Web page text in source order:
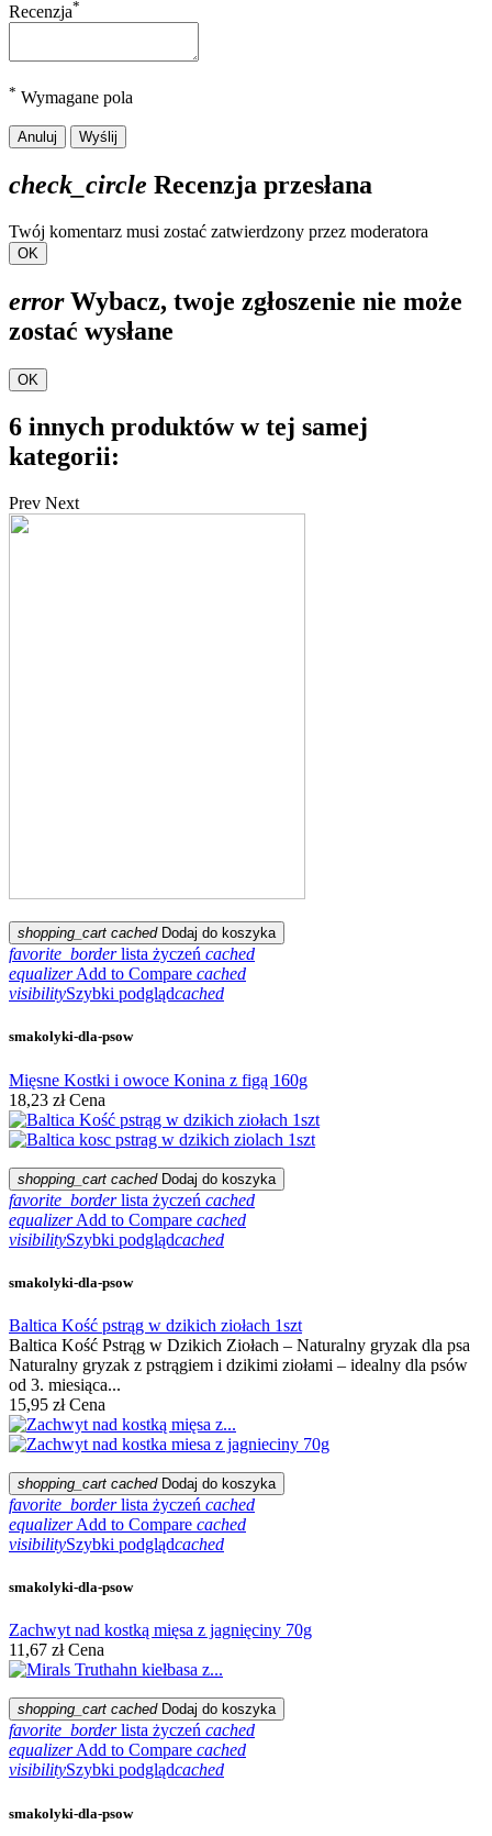
Recenzja*
* Wymagane pola
Anuluj Wyślij
check_circle Recenzja przesłana
Twój komentarz musi zostać zatwierdzony przez moderatora
OK
errorWybacz, twoje zgłoszenie nie może
zostać wysłane
OK
6 innych produktów w tej samej
kategorii:
Prev Next
shopping_cart cached Dodaj do koszyka
favorite_border lista życzeń cached
equalizer Add to Compare cached
visibilitySzybki podglądcached
smakolyki-dla-psow
Mięsne Kostki i owoce Konina z figą 160g
18,23 zł Cena
shopping_cart cached Dodaj do koszyka
favorite_border lista życzeń cached
equalizer Add to Compare cached
visibilitySzybki podglądcached
smakolyki-dla-psow
Baltica Kość pstrąg w dzikich ziołach 1szt
Baltica Kość Pstrąg w Dzikich Ziołach – Naturalny gryzak dla psa
Naturalny gryzak z pstrągiem i dzikimi ziołami – idealny dla psów
od 3. miesiąca...
15,95 zł Cena
shopping_cart cached Dodaj do koszyka
favorite_border lista życzeń cached
equalizer Add to Compare cached
visibilitySzybki podglądcached
smakolyki-dla-psow
Zachwyt nad kostką mięsa z jagnięciny 70g
11,67 zł Cena
shopping_cart cached Dodaj do koszyka
favorite_border lista życzeń cached
equalizer Add to Compare cached
visibilitySzybki podglądcached
smakolyki-dla-psow